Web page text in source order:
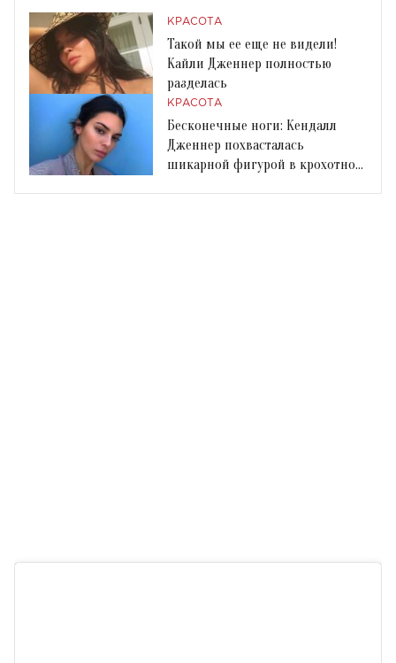
КРАСОТА
Такой мы ее еще не видели!
Кайли Дженнер полностью
разделась
КРАСОТА
Бесконечные ноги: Кендалл
Дженнер похвасталась
шикарной фигурой в крохотном